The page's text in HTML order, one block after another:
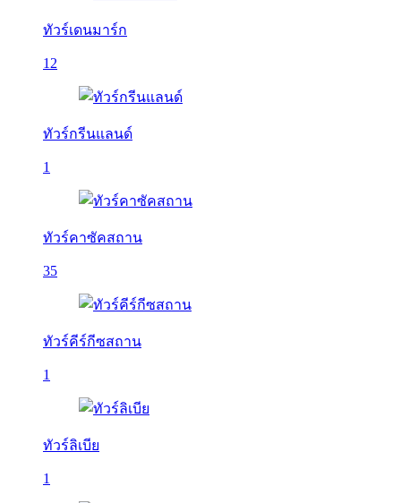
ทัวร์เดนมาร์ก
12
ทัวร์กรีนแลนด์
1
ทัวร์คาซัคสถาน
35
ทัวร์คีร์กีซสถาน
1
ทัวร์ลิเบีย
1